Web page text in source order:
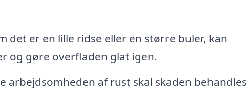
det er en lille ridse eller en større buler, kan
og gøre overfladen glat igen.
arbejdsomheden af rust skal skaden behandles